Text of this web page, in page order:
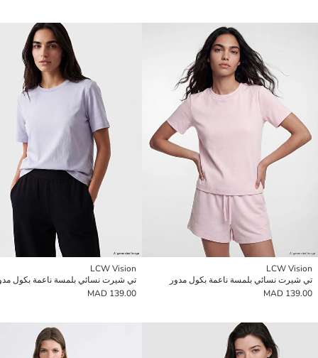
LCW Vision
تي شيرت نسائي بلمسة ناعمة بكول مدور
139.00 MAD
LCW Vision
تي شيرت نسائي بلمسة ناعمة بكول
139.00 MAD